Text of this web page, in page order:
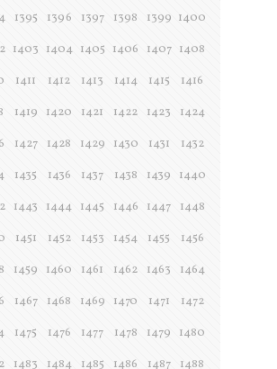
1395 1396 1397 1398 1399 1400
1403 1404 1405 1406 1407 1408
1411 1412 1413 1414 1415
1416
1419 1420 1421 1422 1423
1424
1427 1428 1429 1430 1431
1432
1435 1436 1437 1438 1439
1440
1443 1444 1445 1446 1447
1448
1451 1452 1453 1454 1455
1456
1459 1460 1461 1462 1463
1464
1467 1468 1469 1470 1471
1472
1475 1476 1477 1478 1479
1480
1483 1484 1485 1486 1487
1488